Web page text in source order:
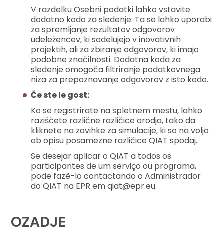
V razdelku Osebni podatki lahko vstavite
dodatno kodo za sledenje. Ta se lahko uporabi
za spremljanje rezultatov odgovorov
udeležencev, ki sodelujejo v inovativnih
projektih, ali za zbiranje odgovorov, ki imajo
podobne značilnosti. Dodatna koda za
sledenje omogoča filtriranje podatkovnega
niza za prepoznavanje odgovorov z isto kodo.
Če ste le gost:
Ko se registrirate na spletnem mestu, lahko
raziščete različne različice orodja, tako da
kliknete na zavihke za simulacije, ki so na voljo
ob opisu posamezne različice QIAT spodaj.
Se desejar aplicar o QIAT a todos os
participantes de um serviço ou programa,
pode fazê-lo contactando o Administrador
do QIAT na EPR em qiat@epr.eu.
OZADJE